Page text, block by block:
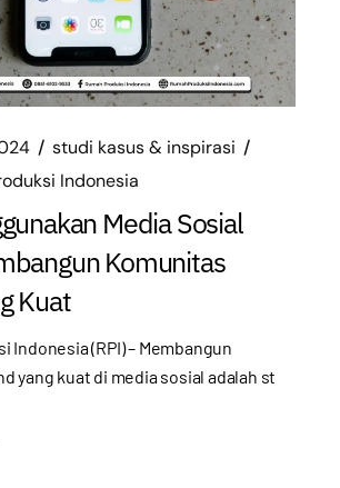
studi kasus & inspirasi
Indonesia
Media Sosial
Komunitas
Kuat
Indonesia (RPI) – Membangun
yang kuat di media sosial adalah st